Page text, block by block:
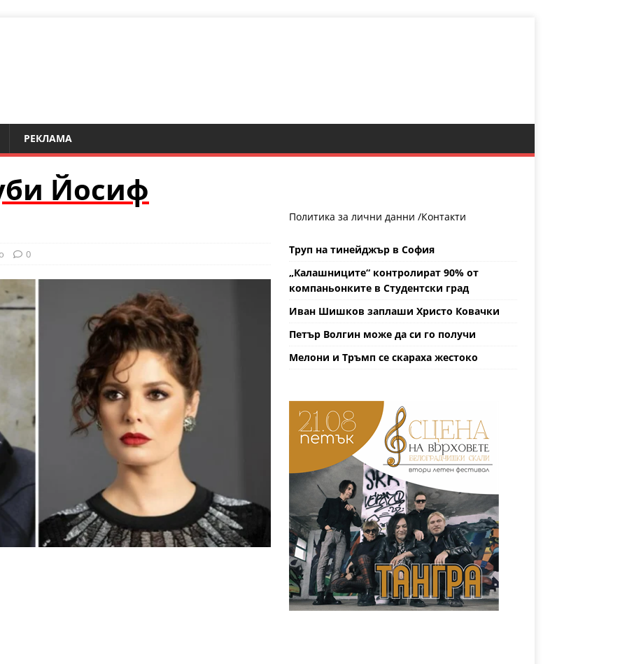
РЕКЛАМА
Йосиф
0
Политика за лични данни /Контакти
Труп на тинейджър в София
„Калашниците“ контролират 90% от
компаньонките в Студентски град
Иван Шишков заплаши Христо Ковачки
Петър Волгин може да си го получи
Мелони и Тръмп се скараха жестоко